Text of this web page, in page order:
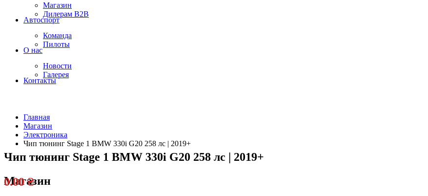
Магазин
Дилерам B2B
Автоспорт
Команда
Пилоты
О нас
Новости
Галерея
Контакты
Главная
Магазин
Электроника
Чип тюнинг Stage 1 BMW 330i G20 258 лс | 2019+
Магазин
Чип тюнинг Stage 1 BMW 330i G20 258 лс | 2019+
0.00₴